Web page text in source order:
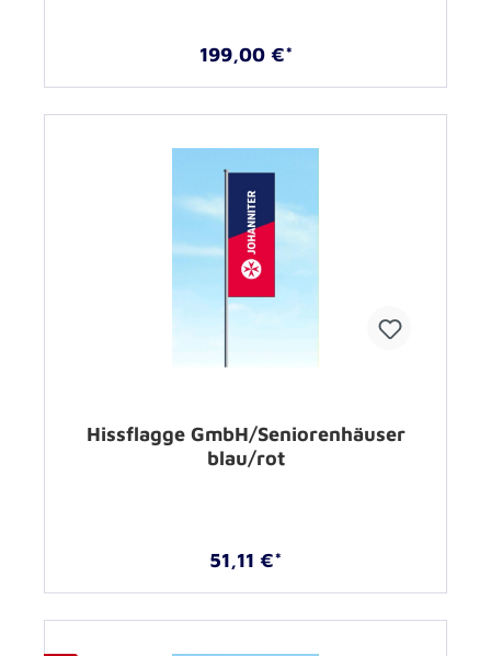
199,00 €*
Hissflagge GmbH/Seniorenhäuser
blau/rot
51,11 €*